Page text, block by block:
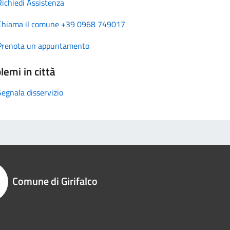
il comune +39 0968 749017
un appuntamento
in città
disservizio
Comune di Girifalco